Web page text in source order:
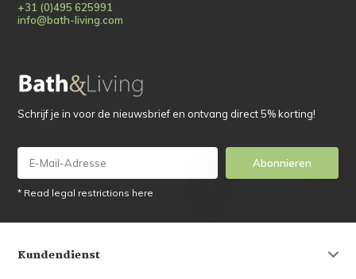
+31 (0)495 625991
info@bath-living.com
Schrijf je in voor de nieuwsbrief en ontvang direct 5% korting!
Abonnieren
* Read legal restrictions here
Kundendienst